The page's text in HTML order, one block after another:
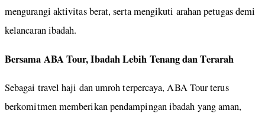
mengurangi aktivitas berat, serta mengikuti arahan petugas demi
kelancaran ibadah.
Bersama ABA Tour, Ibadah Lebih Tenang dan Terarah
Sebagai travel haji dan umroh terpercaya, ABA Tour terus
berkomitmen memberikan pendampingan ibadah yang aman,